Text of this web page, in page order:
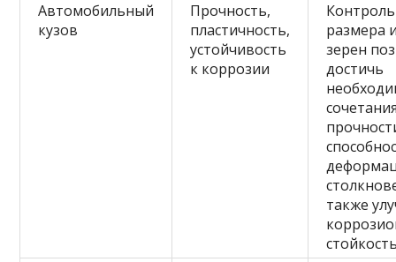
Автомобильный
кузов
Прочность,
пластичность,
устойчивость
к коррозии
Контроль
размера
зерен
достичь
также